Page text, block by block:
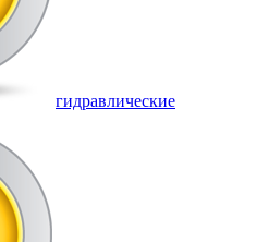
гидравлические